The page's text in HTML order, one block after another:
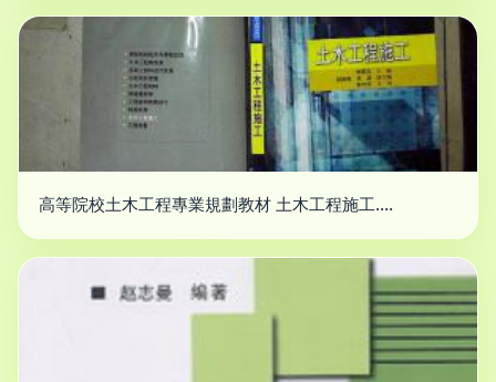
高等院校土木工程專業規劃教材 土木工程施工....